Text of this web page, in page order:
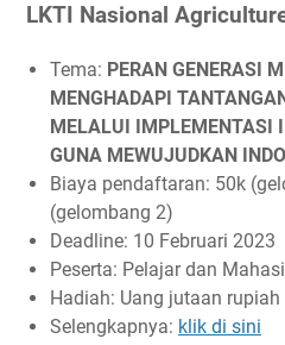
LKTI Nasional
Tema: PERAN GENERASI
MENGHADAPI
MELALUI IMPLEMENTASI
GUNA MEWUJUDKAN
Biaya pendaftaran: 50k
(gelombang 2)
Deadline: 10 Februari 2023
Peserta: Pelajar dan
Hadiah: Uang jutaan
Selengkapnya: klik di sini